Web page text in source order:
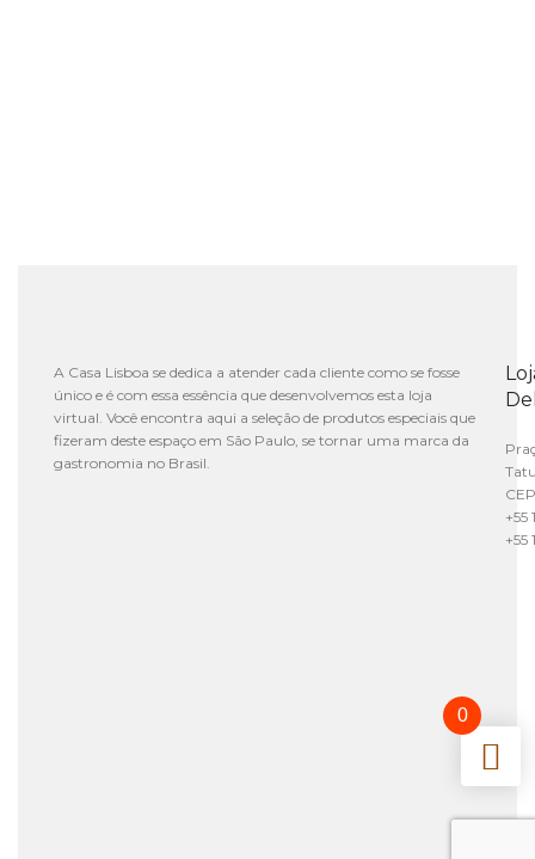
A Casa Lisboa se dedica a atender cada cliente como se fosse
único e é com essa essência que desenvolvemos esta loja
virtual. Você encontra aqui a seleção de produtos especiais que
fizeram deste espaço em São Paulo, se tornar uma marca da
gastronomia no Brasil.
+55
+55
0